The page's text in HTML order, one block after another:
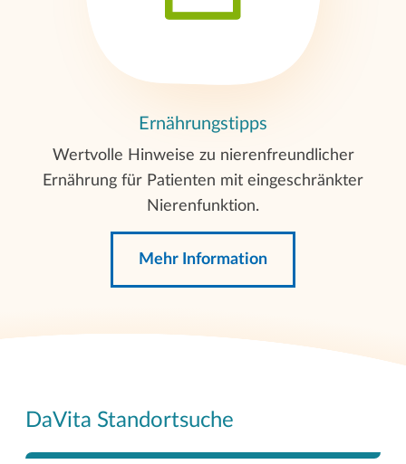
Ernährungstipps
Wertvolle Hinweise zu nierenfreundlicher
Ernährung für Patienten mit eingeschränkter
Nierenfunktion.
Mehr Information
DaVita Standortsuche